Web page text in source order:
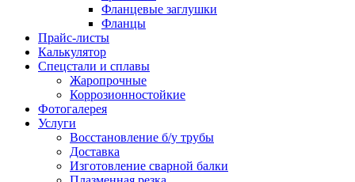
Фланцевые заглушки
Фланцы
Прайс-листы
Калькулятор
Спецстали и сплавы
Жаропрочные
Коррозионностойкие
Фотогалерея
Услуги
Восстановление б/у трубы
Доставка
Изготовление сварной балки